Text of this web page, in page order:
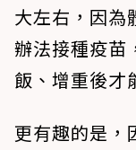
大左右，因為
辦法接種疫苗
飯、增重後才
更有趣的是，